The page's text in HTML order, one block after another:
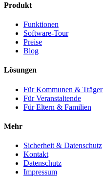
Produkt
Funktionen
Software-Tour
Preise
Blog
Lösungen
Für Kommunen & Träger
Für Veranstaltende
Für Eltern & Familien
Mehr
Sicherheit & Datenschutz
Kontakt
Datenschutz
Impressum